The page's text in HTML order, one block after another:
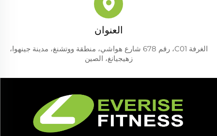
العنوان
الغرفة C01، رقم 678 شارع هواشي، منطقة ووتشنغ، مدينة جينهوا،
زهيجيانغ، الصين